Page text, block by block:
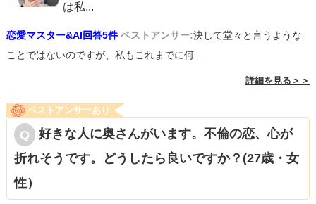
は私...
恋愛マスター&AI回答5件 ベストアンサー:決して堂々と言うような
ことではないのですが、私もこれまでに何...
詳細を見る＞＞
ベストアンサーあり
好きな人に奥さんがいます。不倫の恋、心が
折れそうです。どうしたら良いですか？(27歳・女
性）